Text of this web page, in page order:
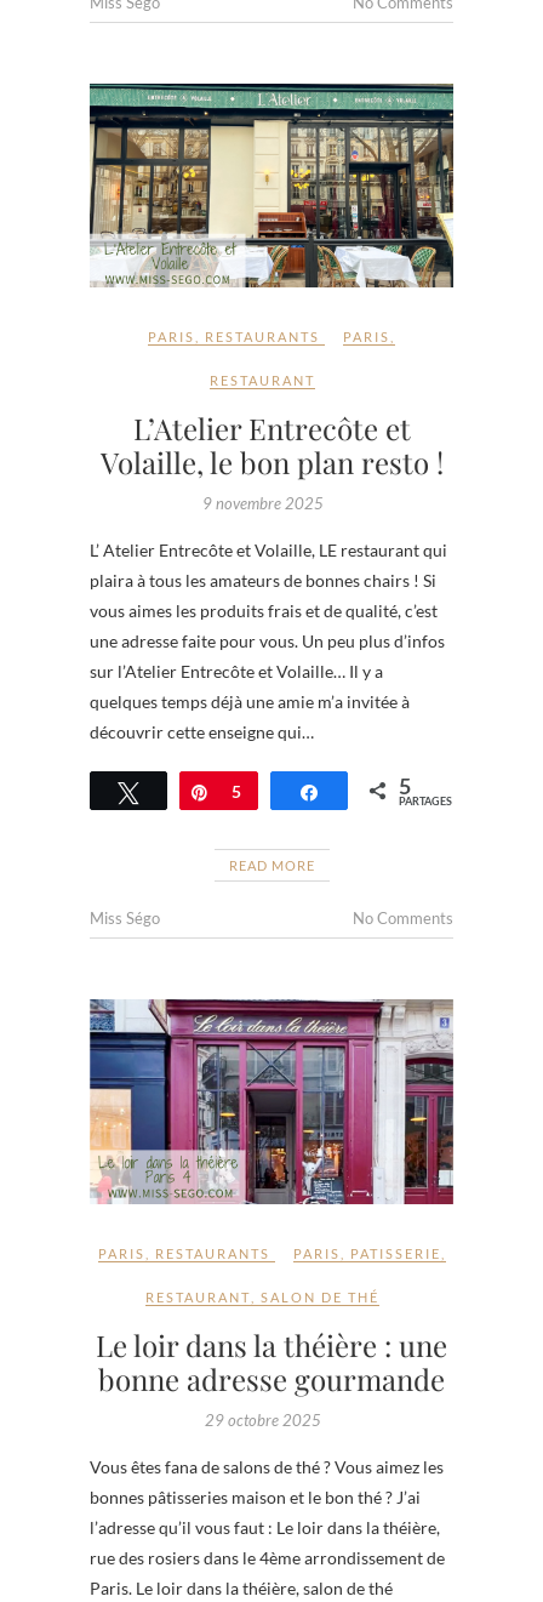
PARIS RESTAURANTS PARIS
RESTAURANT
L’Atelier Entrecôte et
Volaille, le bon plan resto !
9 novembre 2025
L’ Atelier Entrecôte et Volaille, LE restaurant qui
plaira à tous les amateurs de bonnes chairs ! Si
vous aimes les produits frais et de qualité, c’est
une adresse faite pour vous. Un peu plus d’infos
sur l’Atelier Entrecôte et Volaille… Il y a
quelques temps déjà une amie m’a invitée à
découvrir cette enseigne qui…
Tweetez Épingle
5 Partagez 5
PARTAGES
READ MORE
Miss Ségo No Comments
PARIS RESTAURANTS PARIS PATISSERIE
RESTAURANT SALON DE THÉ
Le loir dans la théière : une
bonne adresse gourmande
29 octobre 2025
Vous êtes fana de salons de thé ? Vous aimez les
bonnes pâtisseries maison et le bon thé ? J’ai
l’adresse qu’il vous faut : Le loir dans la théière,
rue des rosiers dans le 4ème arrondissement de
Paris. Le loir dans la théière, salon de thé